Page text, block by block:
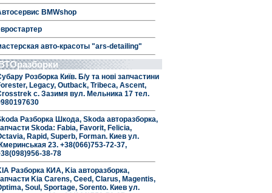
BMWshop
авто-красоты "ars-detailing"
Розборка Київ. Б/у та нові запчастини
Legacy, Outback, Tribeca, Ascent,
с. Зазимя вул. Мельника 17 тел.
Разборка Шкода, Skoda авторазборка,
Skoda: Fabia, Favorit, Felicia,
Rapid, Superb, Forman. Киев ул.
23. +38(066)753-72-37,
38-78
Разборка КИА, Kia авторазборка,
Kia Carens, Ceed, Clarus, Magentis,
Soul, Sportage, Sorento. Киев ул.